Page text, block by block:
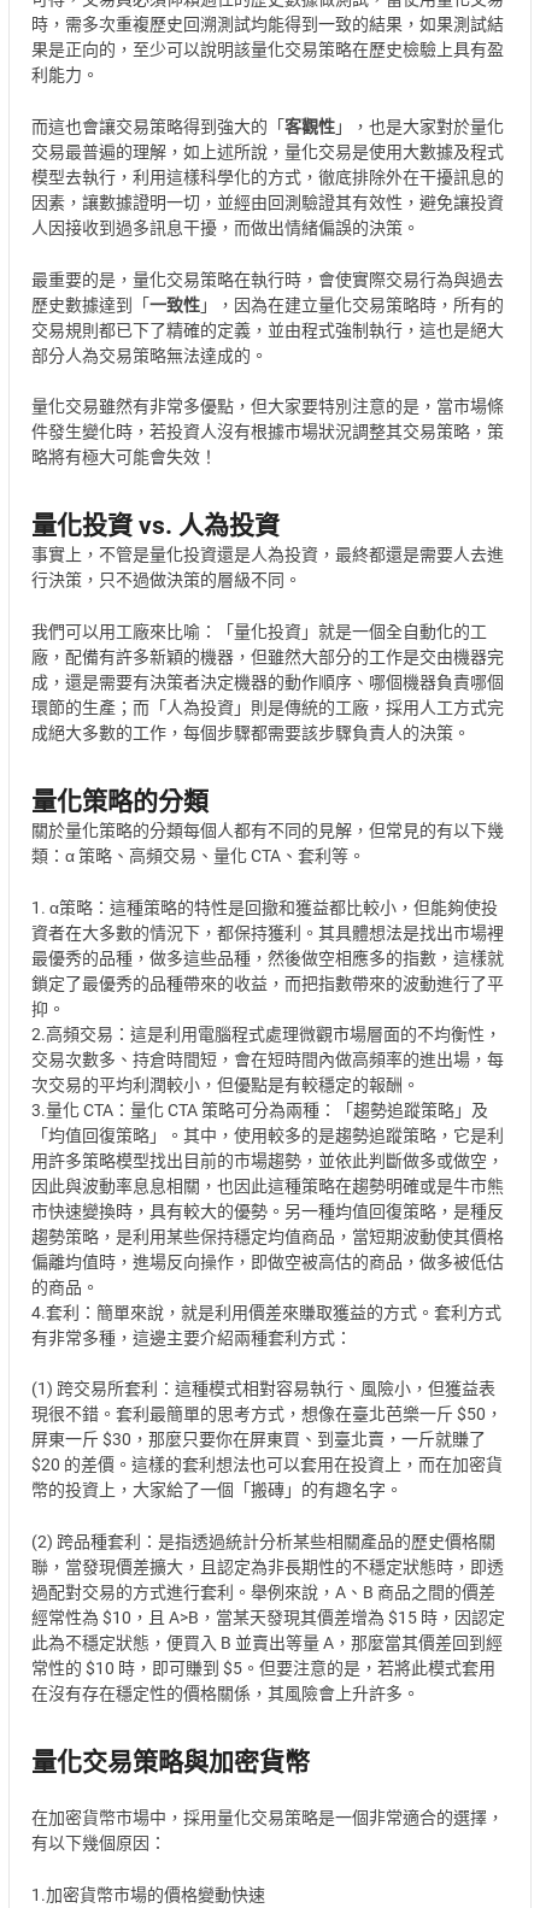
時，需多次重複歷史回溯測試均能得到一致的結果，如果測試結
果是正向的，至少可以說明該量化交易策略在歷史檢驗上具有盈
利能力。
而這也會讓交易策略得到強大的「客觀性」，也是大家對於量化
交易最普遍的理解，如上述所說，量化交易是使用大數據及程式
模型去執行，利用這樣科學化的方式，徹底排除外在干擾訊息的
因素，讓數據證明一切，並經由回測驗證其有效性，避免讓投資
人因接收到過多訊息干擾，而做出情緒偏誤的決策。
最重要的是，量化交易策略在執行時，會使實際交易行為與過去
歷史數據達到「一致性」，因為在建立量化交易策略時，所有的
交易規則都已下了精確的定義，並由程式強制執行，這也是絕大
部分人為交易策略無法達成的。
量化交易雖然有非常多優點，但大家要特別注意的是，當市場條
件發生變化時，若投資人沒有根據市場狀況調整其交易策略，策
略將有極大可能會失效！
量化投資 vs. 人為投資
事實上，不管是量化投資還是人為投資，最終都還是需要人去進
行決策，只不過做決策的層級不同。
我們可以用工廠來比喻：「量化投資」就是一個全自動化的工
廠，配備有許多新穎的機器，但雖然大部分的工作是交由機器完
成，還是需要有決策者決定機器的動作順序、哪個機器負責哪個
環節的生產；而「人為投資」則是傳統的工廠，採用人工方式完
成絕大多數的工作，每個步驟都需要該步驟負責人的決策。
量化策略的分類
關於量化策略的分類每個人都有不同的見解，但常見的有以下幾
類：α 策略、高頻交易、量化 CTA、套利等。
1. α策略：這種策略的特性是回撤和獲益都比較小，但能夠使投
資者在大多數的情況下，都保持獲利。其具體想法是找出市場裡
最優秀的品種，做多這些品種，然後做空相應多的指數，這樣就
鎖定了最優秀的品種帶來的收益，而把指數帶來的波動進行了平
抑。
2.高頻交易：這是利用電腦程式處理微觀市場層面的不均衡性，
交易次數多、持倉時間短，會在短時間內做高頻率的進出場，每
次交易的平均利潤較小，但優點是有較穩定的報酬。
3.量化 CTA：量化 CTA 策略可分為兩種：「趨勢追蹤策略」及
「均值回復策略」。其中，使用較多的是趨勢追蹤策略，它是利
用許多策略模型找出目前的市場趨勢，並依此判斷做多或做空，
因此與波動率息息相關，也因此這種策略在趨勢明確或是牛市熊
市快速變換時，具有較大的優勢。另一種均值回復策略，是種反
趨勢策略，是利用某些保持穩定均值商品，當短期波動使其價格
偏離均值時，進場反向操作，即做空被高估的商品，做多被低估
的商品。
4.套利：簡單來說，就是利用價差來賺取獲益的方式。套利方式
有非常多種，這邊主要介紹兩種套利方式：
(1) 跨交易所套利：這種模式相對容易執行、風險小，但獲益表
現很不錯。套利最簡單的思考方式，想像在臺北芭樂一斤 $50，
屏東一斤 $30，那麼只要你在屏東買、到臺北賣，一斤就賺了
$20 的差價。這樣的套利想法也可以套用在投資上，而在加密貨
幣的投資上，大家給了一個「搬磚」的有趣名字。
(2) 跨品種套利：是指透過統計分析某些相關產品的歷史價格關
聯，當發現價差擴大，且認定為非長期性的不穩定狀態時，即透
過配對交易的方式進行套利。舉例來說，A、B 商品之間的價差
經常性為 $10，且 A>B，當某天發現其價差增為 $15 時，因認定
此為不穩定狀態，便買入 B 並賣出等量 A，那麼當其價差回到經
常性的 $10 時，即可賺到 $5。但要注意的是，若將此模式套用
在沒有存在穩定性的價格關係，其風險會上升許多。
量化交易策略與加密貨幣
在加密貨幣市場中，採用量化交易策略是一個非常適合的選擇，
有以下幾個原因：
1.加密貨幣市場的價格變動快速